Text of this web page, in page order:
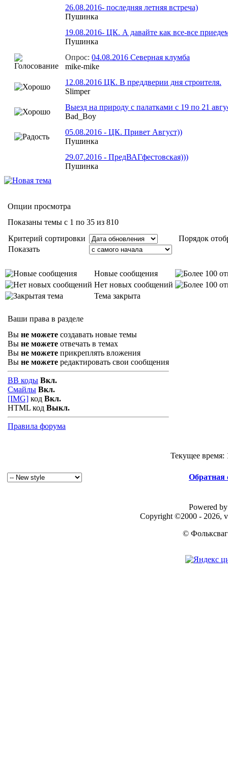
26.08.2016- последняя летняя встреча)
Пушинка
19.08.2016- ЦК. А давайте как все-все
Пушинка
Опрос: 04.08.2016 Северная клумба
mike-mike
12.08.2016 ЦК. В преддверии дня строителя.
Slimper
Выезд на природу с палатками с 19 по 21
Bad_Boy
05.08.2016 - ЦК. Привет Август))
Пушинка
29.07.2016 - ПредВАГфестовская)))
Пушинка
Опции просмотра
Показаны темы с 1 по 35 из 810
Критерий сортировки
Порядок
Показать
Новые сообщения
Нет новых сообщений
Тема закрыта
Ваши права в разделе
Вы не можете создавать новые темы
Вы не можете отвечать в темах
Вы не можете прикреплять вложения
Вы не можете редактировать свои сообщения
BB коды Вкл.
Смайлы Вкл.
[IMG] код Вкл.
HTML код Выкл.
Правила форума
Текущее время:
Обратная
Powered
Copyright ©2000 - 2026,
©